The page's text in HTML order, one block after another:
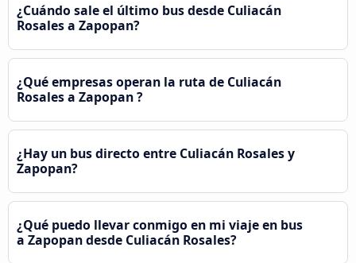
¿Cuándo sale el último bus desde Culiacán
Rosales a Zapopan?
¿Qué empresas operan la ruta de Culiacán
Rosales a Zapopan ?
¿Hay un bus directo entre Culiacán Rosales y
Zapopan?
¿Qué puedo llevar conmigo en mi viaje en bus
a Zapopan desde Culiacán Rosales?